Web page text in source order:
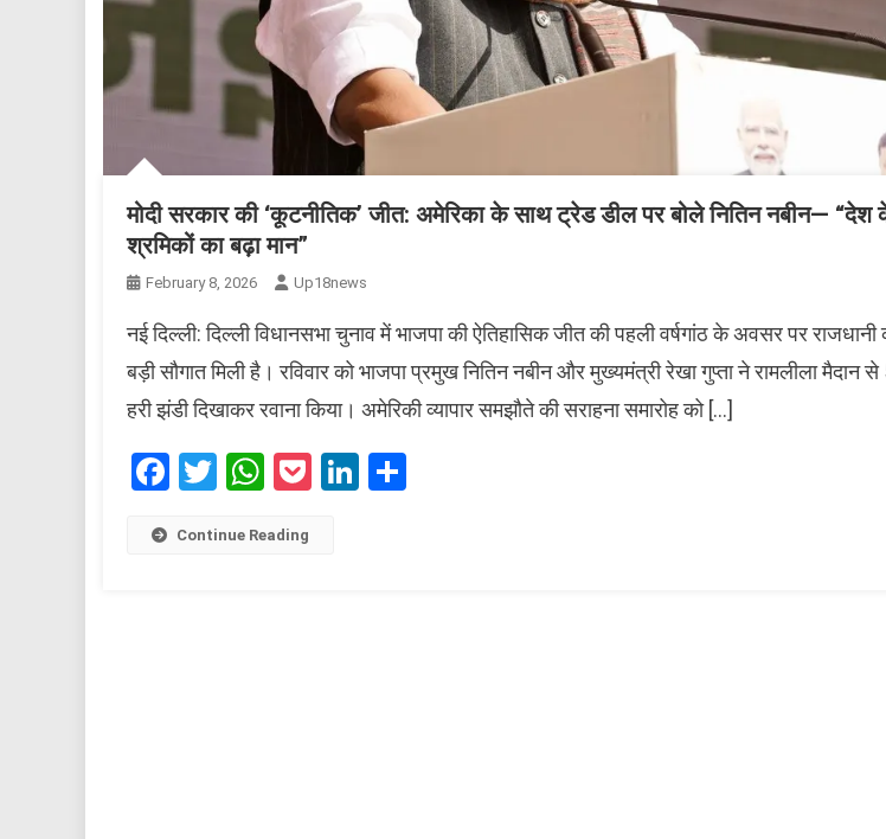
मोदी सरकार की ‘कूटनीतिक’ जीत: अमेरिका के साथ ट्रेड डील पर बोले नितिन नबीन—
श्रमिकों का बढ़ा मान”
February 8, 2026 Up18news
नई दिल्ली: दिल्ली विधानसभा चुनाव में भाजपा की ऐतिहासिक जीत की पहली वर्षगांठ के अवसर पर
बड़ी सौगात मिली है। रविवार को भाजपा प्रमुख नितिन नबीन और मुख्यमंत्री रेखा गुप्ता ने रामलीला मैदान
हरी झंडी दिखाकर रवाना किया। अमेरिकी व्यापार समझौते की सराहना समारोह को […]
Facebook
Twitter
WhatsApp
PocketLinkedIn
Continue Reading